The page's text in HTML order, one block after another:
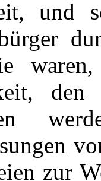
und
den
zur